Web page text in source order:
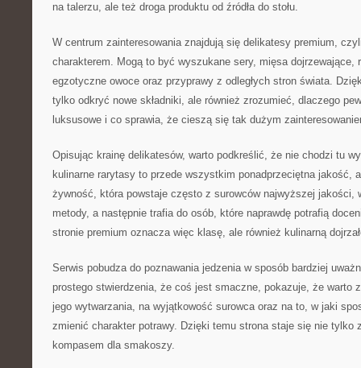
na talerzu, ale też droga produktu od źródła do stołu.
W centrum zainteresowania znajdują się delikatesy premium,
charakterem. Mogą to być wyszukane sery, mięsa dojrzewające,
egzotyczne owoce oraz przyprawy z odległych stron świata.
tylko odkryć nowe składniki, ale również zrozumieć, dlaczego
luksusowe i co sprawia, że cieszą się tak dużym
Opisując krainę delikatesów, warto podkreślić, że nie chodzi tu
kulinarne rarytasy to przede wszystkim ponadprzeciętna jakość,
żywność, która powstaje często z surowców najwyższej jakości,
metody, a następnie trafia do osób, które naprawdę potrafią
stronie premium oznacza więc klasę, ale również kulinarną
Serwis pobudza do poznawania jedzenia w sposób bardziej
prostego stwierdzenia, że coś jest smaczne, pokazuje, że warto
jego wytwarzania, na wyjątkowość surowca oraz na to, w jaki
zmienić charakter potrawy. Dzięki temu strona staje się nie tylko
kompasem dla smakoszy.